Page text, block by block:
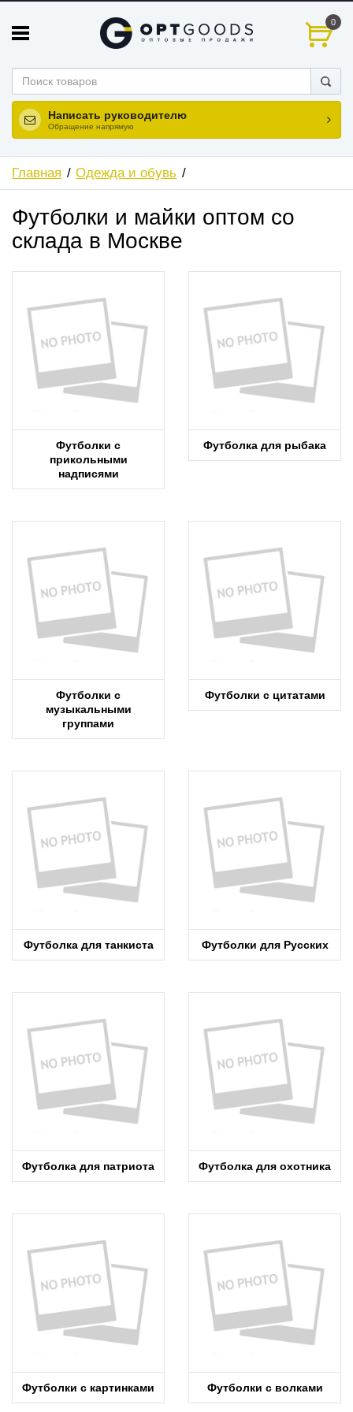
0
Написать руководителю
Обращение напрямую
Главная Одежда и обувь
Футболки и майки оптом со
склада в Москве
Футболки с
прикольными
надписями
Футболка для рыбака
Футболки с
музыкальными
группами
Футболки с цитатами
Футболка для танкиста Футболки для Русских
Футболка для патриота Футболка для охотника
Футболки с картинками Футболки с волками